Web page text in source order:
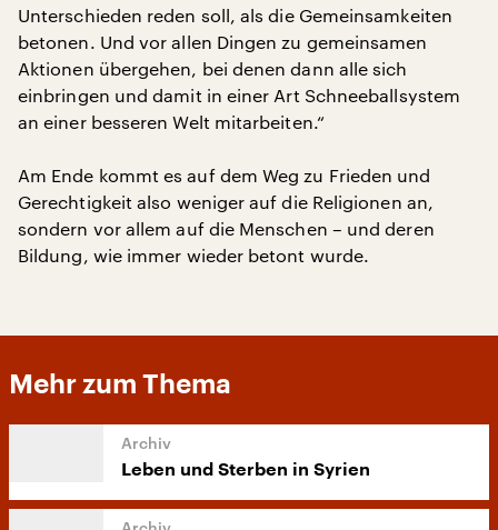
Unterschieden reden soll, als die Gemeinsamkeiten
betonen. Und vor allen Dingen zu gemeinsamen
Aktionen übergehen, bei denen dann alle sich
einbringen und damit in einer Art Schneeballsystem
an einer besseren Welt mitarbeiten.“
Am Ende kommt es auf dem Weg zu Frieden und
Gerechtigkeit also weniger auf die Religionen an,
sondern vor allem auf die Menschen – und deren
Bildung, wie immer wieder betont wurde.
Mehr zum Thema
Leben und Sterben in Syrien